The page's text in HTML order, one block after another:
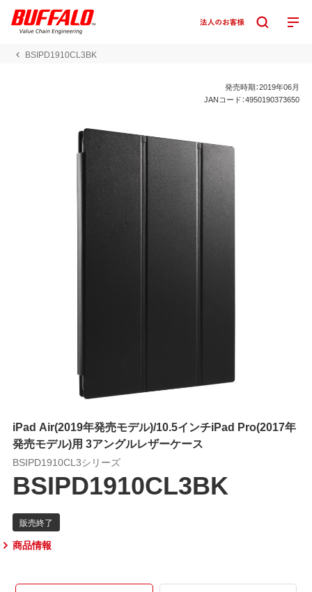
BSIPD1910CL3BK
発売時期：2019年06月
JANコード：4950190373650
iPad Air(2019年発売モデル)/10.5インチiPad Pro(2017年
発売モデル)用 3アングルレザーケース
BSIPD1910CL3シリーズ
BSIPD1910CL3BK
商品情報